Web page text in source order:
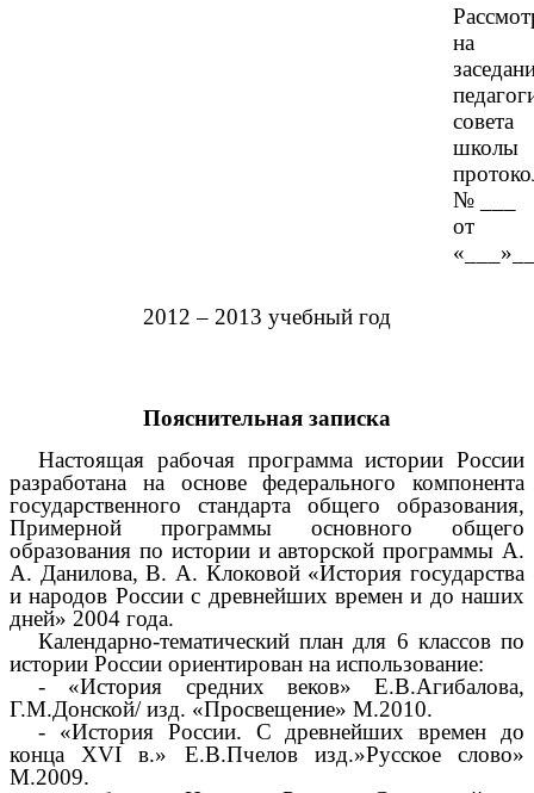
на
совета
школы
№ ___
от
2012 – 2013 учебный год
Пояснительная записка
Настоящая рабочая программа истории России
разработана на основе федерального компонента
государственного стандарта общего образования,
Примерной программы основного общего
образования по истории и авторской программы А.
А. Данилова, В. А. Клоковой «История государства
и народов России с древнейших времен и до наших
дней» 2004 года.
Календарно-тематический план для 6 классов по
истории России ориентирован на использование:
- «История средних веков» Е.В.Агибалова,
Г.М.Донской/ изд. «Просвещение» М.2010.
- «История России. С древнейших времен до
конца XVI в.» Е.В.Пчелов изд.»Русское слово»
М.2009.